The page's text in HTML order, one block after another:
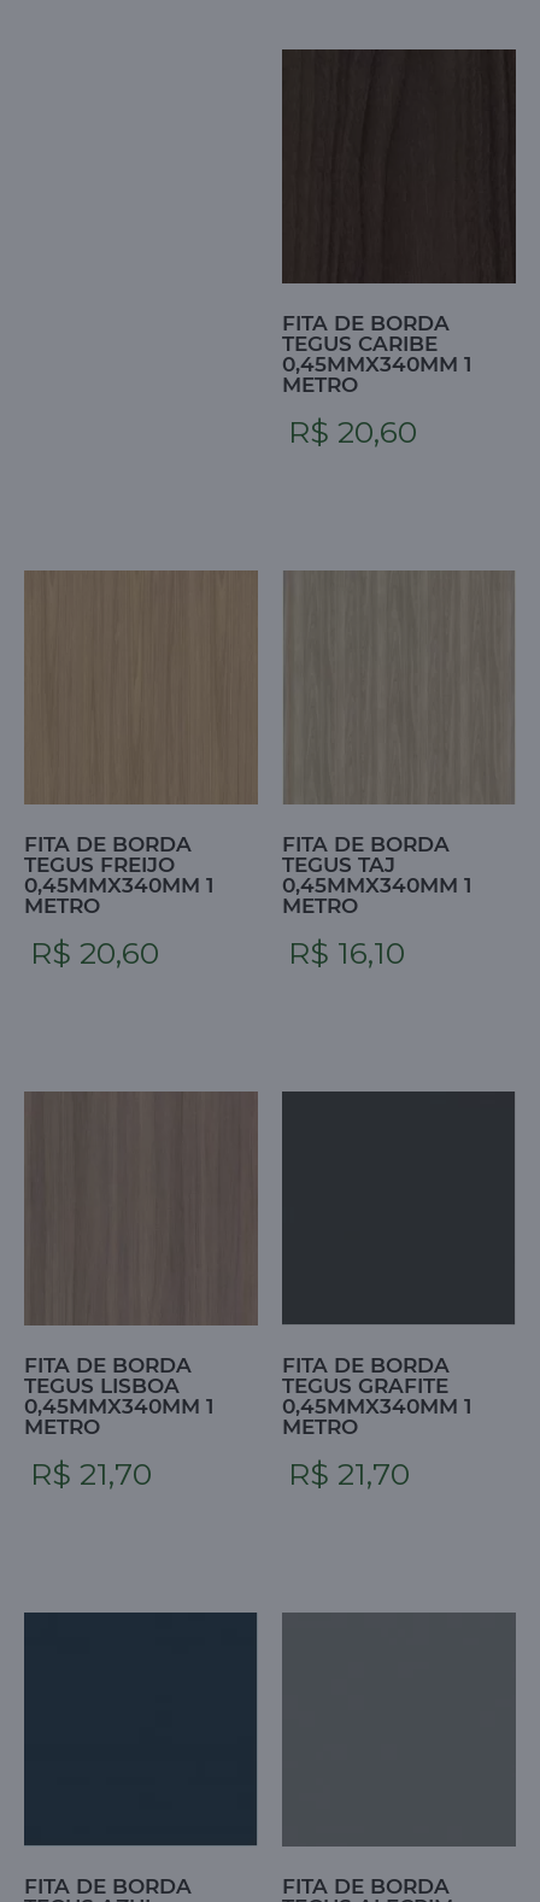
FITA DE BORDA
TEGUS CARIBE
0,45MMX340MM 1
METRO
R$ 20,60
FITA DE BORDA
TEGUS FREIJO
0,45MMX340MM 1
METRO
R$ 20,60
FITA DE BORDA
TEGUS TAJ
0,45MMX340MM 1
METRO
R$ 16,10
FITA DE BORDA
TEGUS LISBOA
0,45MMX340MM 1
METRO
R$ 21,70
FITA DE BORDA
TEGUS GRAFITE
0,45MMX340MM 1
METRO
R$ 21,70
FITA DE BORDA
FITA DE BORDA